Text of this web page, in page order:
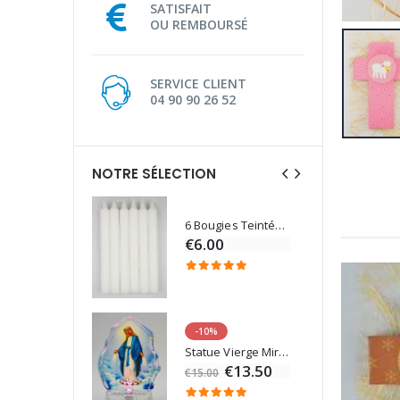
SATISFAIT
OU REMBOURSÉ
SERVICE CLIENT
04 90 90 26 52
NOTRE SÉLECTION
6 Bougies Teintées Masse Couleur Blanche
€6.00
-10%
Statue Vierge Miraculeuse Lumineuse
€15.00 €13.50